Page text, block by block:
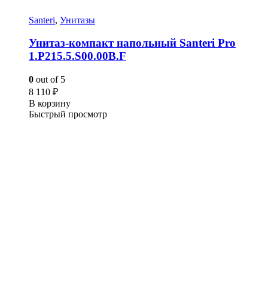
Santeri, Унитазы
Унитаз-компакт напольный Santeri Pro
1.P215.5.S00.00B.F
0 out of 5
8 110 ₽
В корзину
Быстрый просмотр